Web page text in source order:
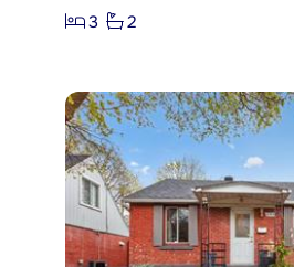
3
2